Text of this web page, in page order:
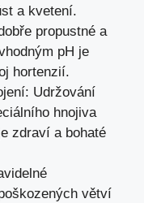
a kvetení.
propustné a
pH je
hortenzií.
Udržování
hnojiva
zdraví a bohaté
větví